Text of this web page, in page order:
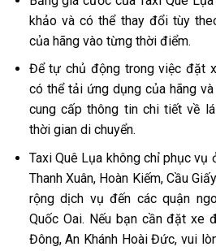
khảo và có thể thay đổi tùy
của hãng vào từng thời điểm.
Để tự chủ động trong việc đặt
có thể tải ứng dụng của hãng
cung cấp thông tin chi tiết về
thời gian di chuyển.
Taxi Quê Lụa không chỉ phục vụ
Thanh Xuân, Hoàn Kiếm, Cầu
rộng dịch vụ đến các quận
Quốc Oai. Nếu bạn cần đặt xe
Đông, An Khánh Hoài Đức, vui